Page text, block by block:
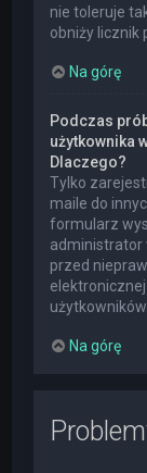
nie toleruje
obniży licznik
Na górę
Podczas
użytkownika
Dlaczego?
Tylko
maile do
formularz
administrator
przed
użytkowników.
Na górę